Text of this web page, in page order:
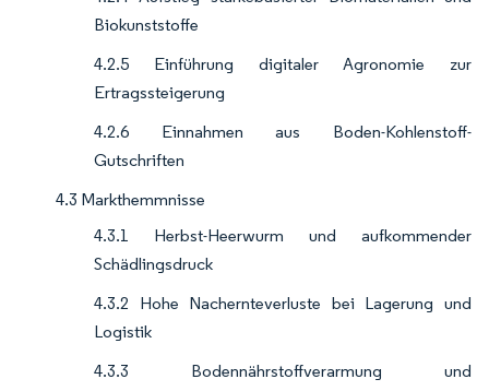
Biokunststoffe
4.2.5 Einführung digitaler Agronomie zur
Ertragssteigerung
4.2.6 Einnahmen aus Boden-Kohlenstoff-
Gutschriften
4.3 Markthemmnisse
4.3.1 Herbst-Heerwurm und aufkommender
Schädlingsdruck
4.3.2 Hohe Nachernteverluste bei Lagerung und
Logistik
4.3.3 Bodennährstoffverarmung und